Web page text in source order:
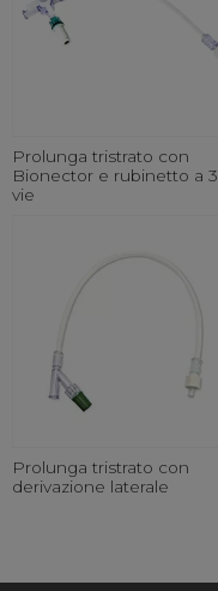
Prolunga tristrato con
Bionector e rubinetto a 3
vie
Prolunga tristrato con
derivazione laterale